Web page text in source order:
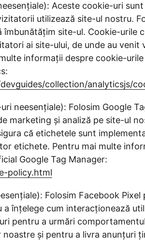
Aceste cookie-uri
utilizează site-ul nostru.
îmbunătățim site-ul. Cookie-urile
ai site-ului, de unde au venit
informații despre cookie-
collection/analyticsjs/
neesențiale): Folosim Google
marketing și analiză pe site-ul
că etichetele sunt
etichete. Pentru mai multe
Google Tag Manager:
policy.html
Folosim Facebook
înțelege cum interacționează
pentru a urmări
și pentru a livra anunțuri